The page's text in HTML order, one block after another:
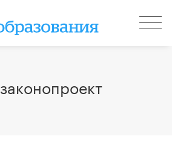
законопроект